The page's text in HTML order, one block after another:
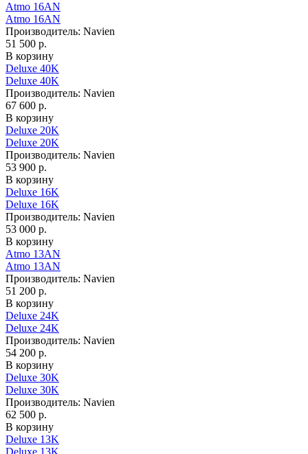
Atmo 16AN
Atmo 16AN
Производитель: Navien
51 500 р.
В корзину
Deluxe 40K
Deluxe 40K
Производитель: Navien
67 600 р.
В корзину
Deluxe 20K
Deluxe 20K
Производитель: Navien
53 900 р.
В корзину
Deluxe 16K
Deluxe 16K
Производитель: Navien
53 000 р.
В корзину
Atmo 13AN
Atmo 13AN
Производитель: Navien
51 200 р.
В корзину
Deluxe 24K
Deluxe 24K
Производитель: Navien
54 200 р.
В корзину
Deluxe 30K
Deluxe 30K
Производитель: Navien
62 500 р.
В корзину
Deluxe 13K